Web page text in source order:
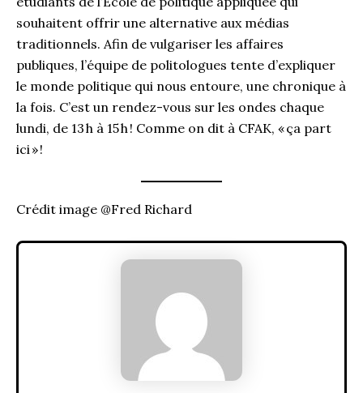
souhaitent offrir une alternative aux médias
traditionnels. Afin de vulgariser les affaires
publiques, l’équipe de politologues tente d’expliquer
le monde politique qui nous entoure, une chronique à
la fois. C’est un rendez-vous sur les ondes chaque
lundi, de 13 h à 15 h ! Comme on dit à CFAK, « ça part
ici » !
Crédit image @Fred Richard